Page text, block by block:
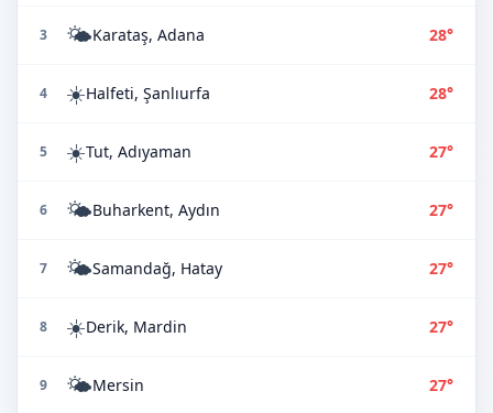
3 🌤️Karataş, Adana 28°
4 ☀️Halfeti, Şanlıurfa 28°
5 ☀️Tut, Adıyaman 27°
6 🌤️Buharkent, Aydın 27°
7 🌤️Samandağ, Hatay 27°
8 ☀️Derik, Mardin 27°
9 🌤️Mersin 27°